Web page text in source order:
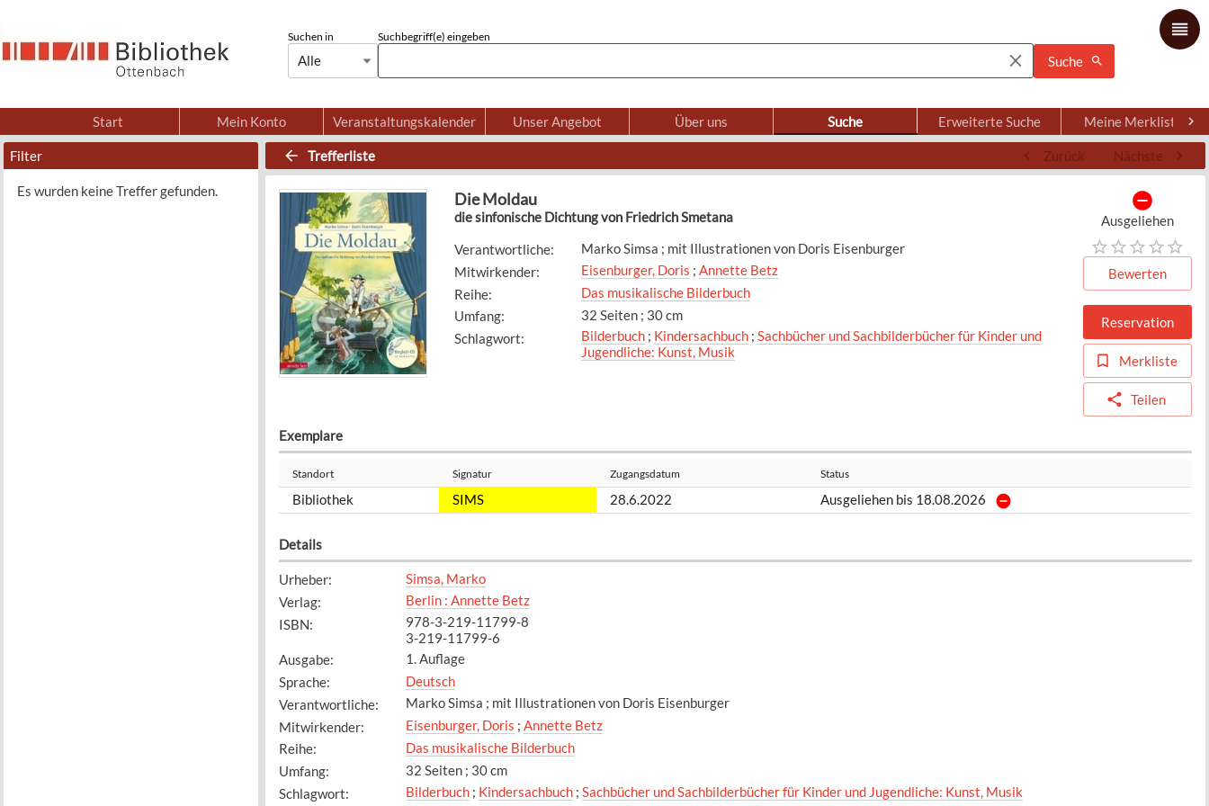
Suchen in
Alle
Suchbegriff(e) eingeben
Suche
Start Mein Konto Veranstaltungskalender Unser Angebot Über uns Suche Erweiterte Suche Meine Merkliste
Filter
Es wurden keine Treffer gefunden.
Trefferliste Zurück Nächste
Die Moldau
die sinfonische Dichtung von Friedrich Smetana
Verantwortliche:
Marko Simsa ; mit Illustrationen von Doris Eisenburger
Mitwirkender: Eisenburger, Doris ; Annette Betz
Reihe:
Das musikalische Bilderbuch
Umfang:
32 Seiten ; 30 cm
Schlagwort: Bilderbuch; Kindersachbuch; Sachbücher und Sachbilderbücher für Kinder und
Jugendliche: Kunst, Musik
Ausgeliehen
Bewerten
Reservation
Merkliste
Teilen
Exemplare
Standort Signatur Zugangsdatum Status
Bibliothek SIMS 28.6.2022 Ausgeliehen bis 18.08.2026
Details
Urheber:
Simsa, Marko
Verlag:
Berlin : Annette Betz
ISBN:
978-3-219-11799-8
3-219-11799-6
Ausgabe:
1. Auflage
Sprache:
Deutsch
Verantwortliche:
Marko Simsa ; mit Illustrationen von Doris Eisenburger
Mitwirkender: Eisenburger, Doris ; Annette Betz
Reihe:
Das musikalische Bilderbuch
Umfang:
32 Seiten ; 30 cm
Schlagwort: Bilderbuch; Kindersachbuch; Sachbücher und Sachbilderbücher für Kinder und Jugendliche: Kunst, Musik